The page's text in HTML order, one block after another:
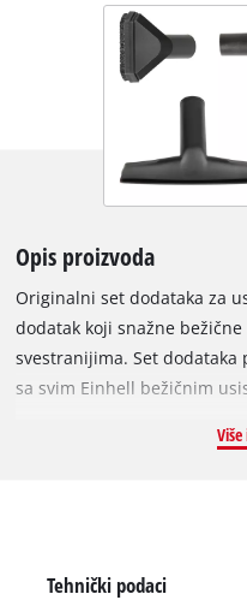
Opis proizvoda
Originalni set dodataka za
dodatak koji snažne
svestranijima. Set
sa svim Einhell bežičnim
se od fleksibilnog crijeva s
Tehnički podaci